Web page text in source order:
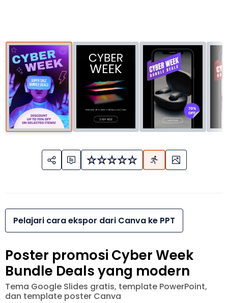
Pelajari cara ekspor dari Canva ke PPT
Poster promosi Cyber Week
Bundle Deals yang modern
Tema Google Slides gratis, template PowerPoint,
dan template poster Canva